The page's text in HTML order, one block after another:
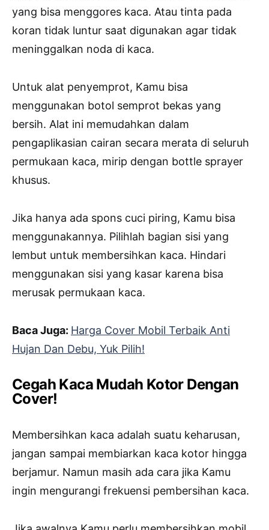
yang bisa menggores kaca. Atau tinta pada
koran tidak luntur saat digunakan agar tidak
meninggalkan noda di kaca.
Untuk alat penyemprot, Kamu bisa
menggunakan botol semprot bekas yang
bersih. Alat ini memudahkan dalam
pengaplikasian cairan secara merata di seluruh
permukaan kaca, mirip dengan bottle sprayer
khusus.
Jika hanya ada spons cuci piring, Kamu bisa
menggunakannya. Pilihlah bagian sisi yang
lembut untuk membersihkan kaca. Hindari
menggunakan sisi yang kasar karena bisa
merusak permukaan kaca.
Baca Juga: Harga Cover Mobil Terbaik Anti
Hujan Dan Debu, Yuk Pilih!
Cegah Kaca Mudah Kotor Dengan
Cover!
Membersihkan kaca adalah suatu keharusan,
jangan sampai membiarkan kaca kotor hingga
berjamur. Namun masih ada cara jika Kamu
ingin mengurangi frekuensi pembersihan kaca.